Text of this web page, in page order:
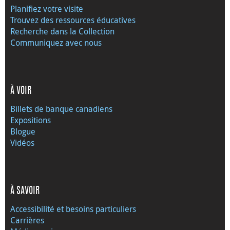
Planifiez votre visite
Trouvez des ressources éducatives
Recherche dans la Collection
Communiquez avec nous
À VOIR
Billets de banque canadiens
Expositions
Blogue
Vidéos
À SAVOIR
Accessibilité et besoins particuliers
Carrières